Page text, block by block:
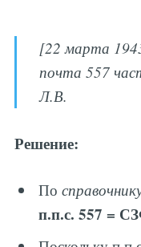
[22 марта
почта 557
Л.В.
Решение:
По
п.п.с. 557 =